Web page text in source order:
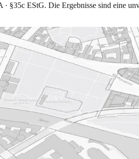
§35c EStG. Die Ergebnisse sind eine